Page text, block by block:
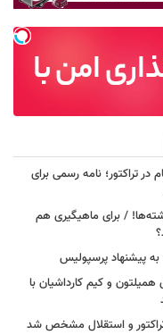
در تراکتور؛ نامه رسمی برای
/ برای ماهیگیری هم
پیشنهاد پرسپولیس
و کیم کارداشیان با
و استقلال مشخص شد